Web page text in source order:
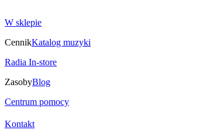
W sklepie
CennikKatalog muzyki
Radia In-store
ZasobyBlog
Centrum pomocy
Kontakt